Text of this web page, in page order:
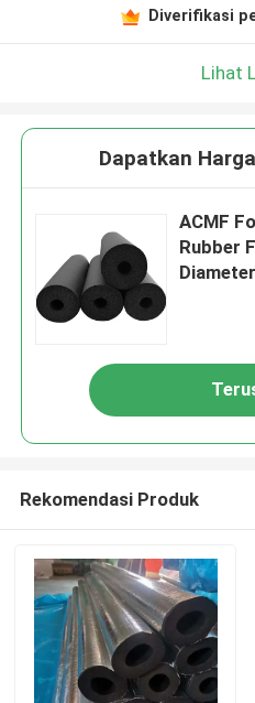
Diverifikasi
Lihat
Dapatkan
ACMF
Rubber
Rekomendasi Produk